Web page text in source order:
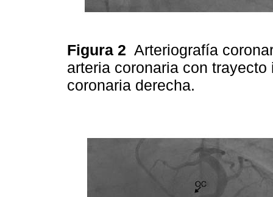
Figura 2 Arteriografía
arteria coronaria con
coronaria derecha.